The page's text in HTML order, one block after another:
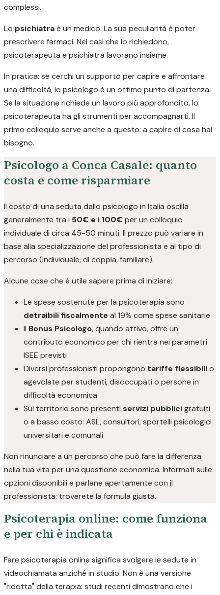
complessi.
Lo psichiatraè un medico. La sua peculiarità è poter
prescrivere farmaci. Nei casi che lo richiedono,
psicoterapeuta e psichiatra lavorano insieme.
In pratica: se cerchi un supporto per capire e affrontare
una difficoltà, lo psicologo è un ottimo punto di partenza.
Se la situazione richiede un lavoro più approfondito, lo
psicoterapeuta ha gli strumenti per accompagnarti. Il
primo colloquio serve anche a questo: a capire di cosa hai
bisogno.
Psicologo a Conca Casale: quanto
costa e come risparmiare
Il costo di una seduta dallo psicologo in Italia oscilla
generalmente tra i 50€ e i 100€ per un colloquio
individuale di circa 45-50 minuti. Il prezzo può variare in
base alla specializzazione del professionista e al tipo di
percorso (individuale, di coppia, familiare).
Alcune cose che è utile sapere prima di iniziare:
Le spese sostenute per la psicoterapia sono
detraibili fiscalmente al 19% come spese sanitarie
Il Bonus Psicologo, quando attivo, offre un
contributo economico per chi rientra nei parametri
ISEE previsti
Diversi professionisti propongono tariffe flessibilio
agevolate per studenti, disoccupati o persone in
difficoltà economica
Sul territorio sono presenti servizi pubblicigratuiti
o a basso costo: ASL, consultori, sportelli psicologici
universitari e comunali
Non rinunciare a un percorso che può fare la differenza
nella tua vita per una questione economica. Informati sulle
opzioni disponibili e parlane apertamente con il
professionista: troverete la formula giusta.
Psicoterapia online: come funziona
e per chi è indicata
Fare psicoterapia online significa svolgere le sedute in
videochiamata anziché in studio. Non è una versione
"ridotta" della terapia: studi recenti dimostrano che i